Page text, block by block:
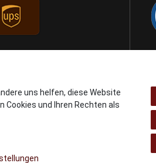
uns helfen, diese Website
Cookies und Ihren Rechten als